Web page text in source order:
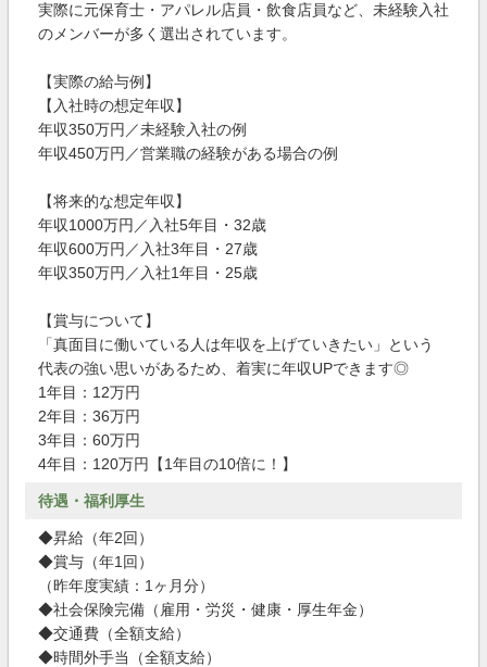
実際に元保育⼠・アパレル店員・飲⾷店員など、未経験⼊社
のメンバーが多く選出されています。
【実際の給与例】
【入社時の想定年収】
年収350万円／未経験入社の例
年収450万円／営業職の経験がある場合の例
【将来的な想定年収】
年収1000万円／入社5年目・32歳
年収600万円／入社3年目・27歳
年収350万円／入社1年目・25歳
【賞与について】
「真面目に働いている人は年収を上げていきたい」という
代表の強い思いがあるため、着実に年収UPできます◎
1年目：12万円
2年目：36万円
3年目：60万円
4年目：120万円【1年目の10倍に！】
待遇・福利厚生
◆昇給（年2回）
◆賞与（年1回）
（昨年度実績：1ヶ月分）
◆社会保険完備（雇用・労災・健康・厚生年金）
◆交通費（全額支給）
◆時間外手当（全額支給）